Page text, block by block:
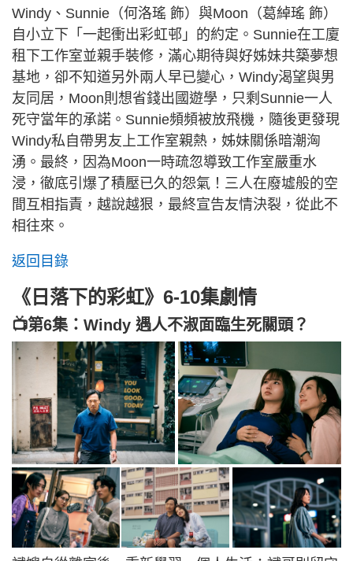
Windy、Sunnie（何洛瑤 飾）與Moon（葛綽瑤 飾）
自小立下「一起衝出彩虹邨」的約定。Sunnie在工廈
租下工作室並親手裝修，滿心期待與好姊妹共築夢想
基地，卻不知道另外兩人早已變心，Windy渴望與男
友同居，Moon則想省錢出國遊學，只剩Sunnie一人
死守當年的承諾。Sunnie頻頻被放飛機，隨後更發現
Windy私自帶男友上工作室親熱，姊妹關係暗潮洶
湧。最終，因為Moon一時疏忽導致工作室嚴重水
浸，徹底引爆了積壓已久的怨氣！三人在廢墟般的空
間互相指責，越說越狠，最終宣告友情決裂，從此不
相往來。
返回目錄
《日落下的彩虹》6-10集劇情
📺第6集：Windy 遇人不淑面臨生死關頭？